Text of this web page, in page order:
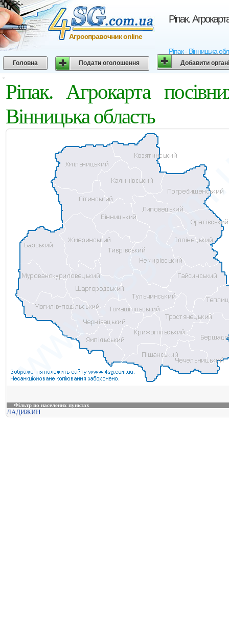
Ріпак.
Ріпак - Вінницька
Агросправочник online
Головна Подати оголошення Добавити
Ріпак. Агрокарта
Вінницька область
Фільтр по населених пунктах
ЛАДИЖИН